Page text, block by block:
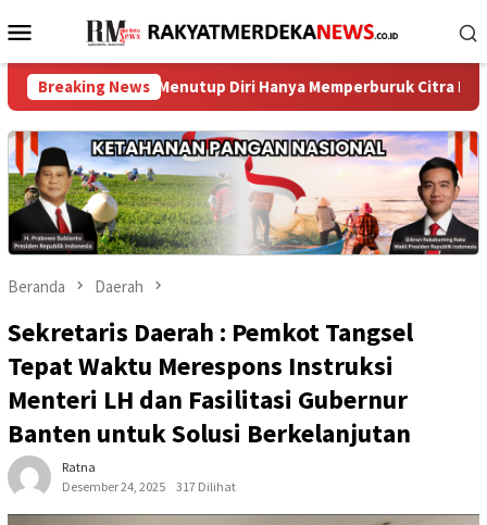
ke
Menu
Mobile
Breaking News
Menutup Diri Hanya Memperburuk Citra Lembaga
Beranda Daerah
Sekretaris Daerah : Pemkot Tangsel
Tepat Waktu Merespons Instruksi
Menteri LH dan Fasilitasi Gubernur
Banten untuk Solusi Berkelanjutan
Ratna
Desember 24, 2025
317 Dilihat